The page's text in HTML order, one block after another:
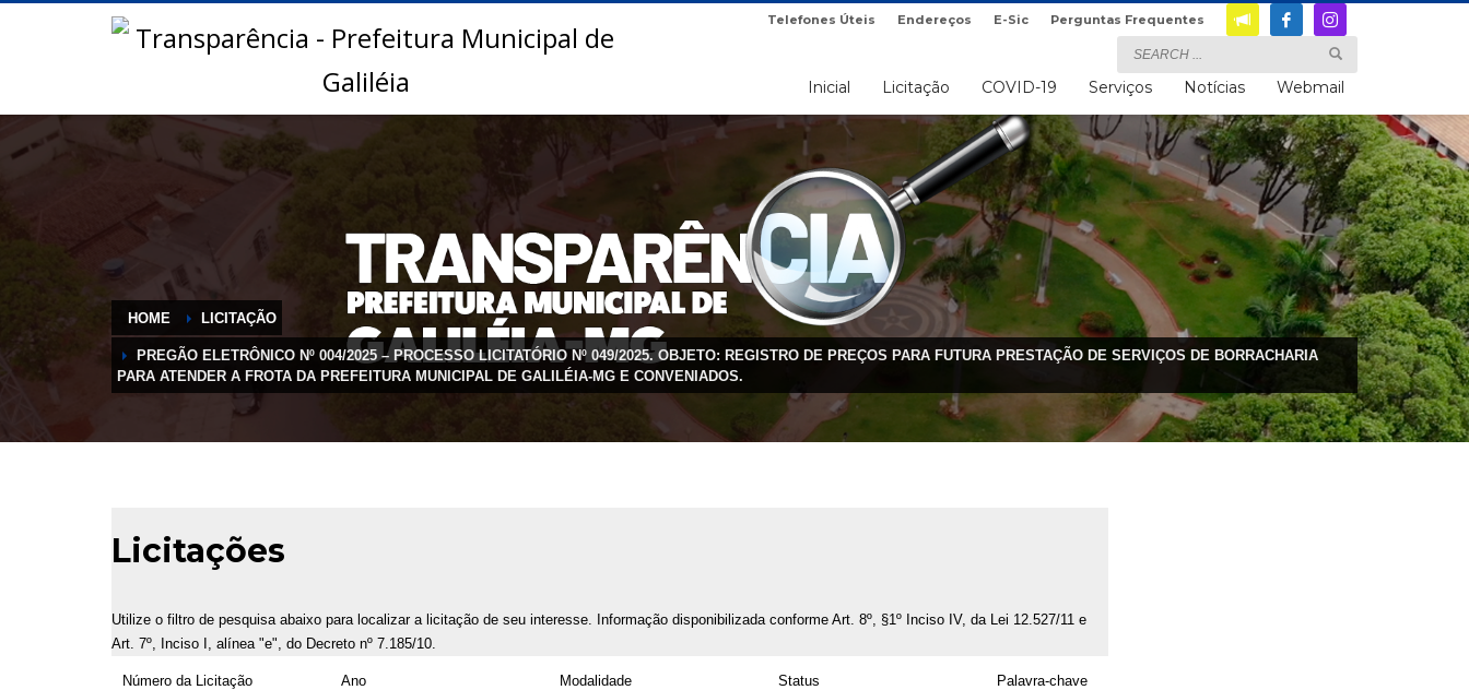
Telefones Úteis Endereços E-Sic Perguntas Frequentes
Inicial Licitação COVID-19 Serviços Notícias Webmail
HOME LICITAÇÃO
PREGÃO ELETRÔNICO Nº 004/2025 – PROCESSO LICITATÓRIO Nº 049/2025. OBJETO: REGISTRO DE PREÇOS PARA FUTURA PRESTAÇÃO DE SERVIÇOS DE BORRACHARIA
PARA ATENDER A FROTA DA PREFEITURA MUNICIPAL DE GALILÉIA-MG E CONVENIADOS.
Licitações
Utilize o filtro de pesquisa abaixo para localizar a licitação de seu interesse. Informação disponibilizada conforme Art. 8º, §1º Inciso IV, da Lei 12.527/11 e
Art. 7º, Inciso I, alínea "e", do Decreto nº 7.185/10.
Número da Licitação Ano Modalidade Status Palavra-chave